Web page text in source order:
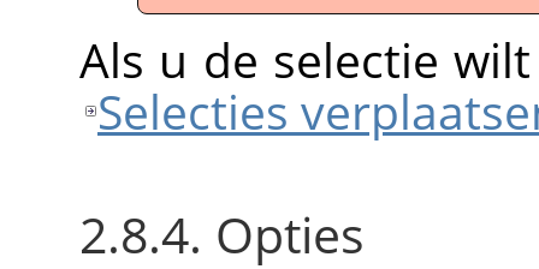
Als u de selectie
Selecties
2.8.4. Opties